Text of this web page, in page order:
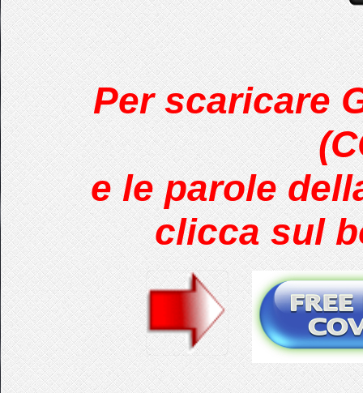
Per scaricare
e le parole
clicca sul